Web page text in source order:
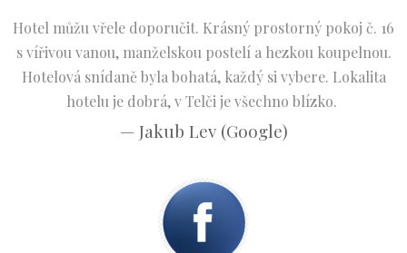
Hotel můžu vřele doporučit. Krásný prostorný pokoj č. 16
s vířivou vanou, manželskou postelí a hezkou koupelnou.
Hotelová snídaně byla bohatá, každý si vybere. Lokalita
hotelu je dobrá, v Telči je všechno blízko.
— Jakub Lev (Google)